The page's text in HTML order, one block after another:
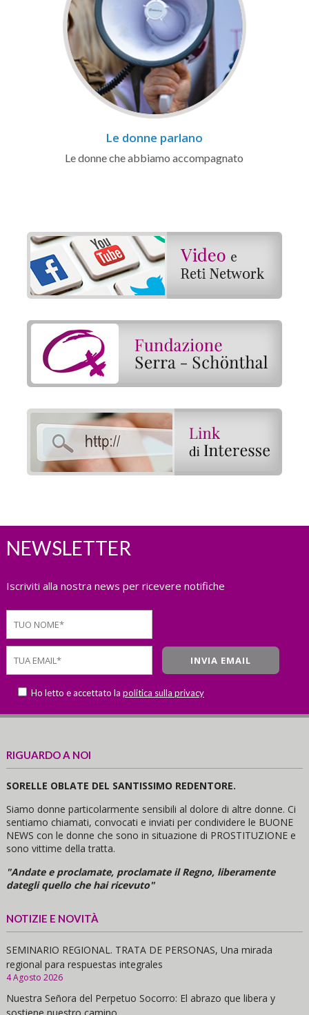
Le donne parlano
Le donne che abbiamo accompagnato
NEWSLETTER
Iscriviti alla nostra news per ricevere notifiche
Ho letto e accettato la politica sulla privacy
RIGUARDO A NOI
SORELLE OBLATE DEL SANTISSIMO REDENTORE.
Siamo donne particolarmente sensibili al dolore di altre donne. Ci
sentiamo chiamati, convocati e inviati per condividere le BUONE
NEWS con le donne che sono in situazione di PROSTITUZIONE e
sono vittime della tratta.
"Andate e proclamate, proclamate il Regno, liberamente
dategli quello che hai ricevuto"
NOTIZIE E NOVITÀ
SEMINARIO REGIONAL. TRATA DE PERSONAS, Una mirada
regional para respuestas integrales
4 Agosto 2026
Nuestra Señora del Perpetuo Socorro: El abrazo que libera y